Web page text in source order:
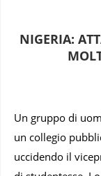
NIGERIA:
Un gruppo di
un collegio
uccidendo il